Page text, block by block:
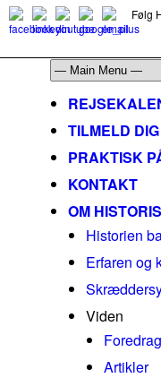
Følg
TILMELD
PRAKTISK
KONTAKT
OM
Historien
Erfaren og
Viden
Foredrag
Artikler